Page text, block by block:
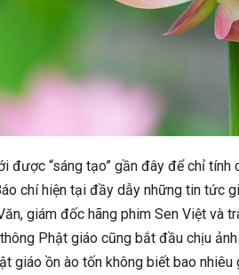
được “sáng tạo” gần đây để chỉ
chí hiện tại đầy dẫy những tin tức
giám đốc hãng phim Sen Việt và
Phật giáo cũng bắt đầu chịu
giáo ồn ào tốn không biết bao